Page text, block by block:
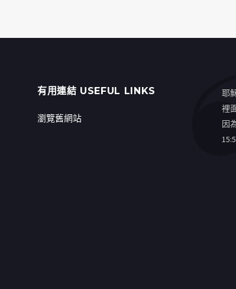
有用連結 USEFUL LINKS
瀏覽舊網站
耶
裡
因
15:5